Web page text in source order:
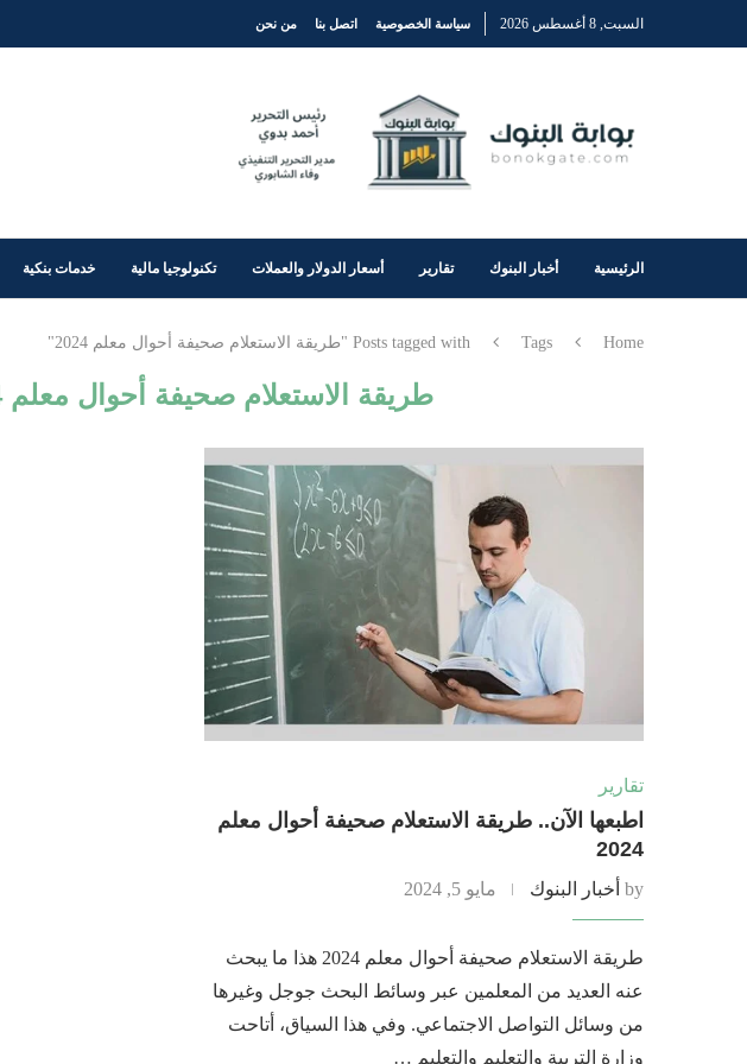
السبت, 8 أغسطس 2026 سياسة الخصوصية اتصل بنا من نحن
الرئيسية أخبار البنوك تقارير أسعار الدولار والعملات تكنولوجيا مالية خدمات بنكية
Home
Tags Posts tagged with "طريقة الاستعلام صحيفة أحوال معلم 2024"
طريقة الاستعلام صحيفة أحوال معلم 2024
تقارير
اطبعها الآن.. طريقة الاستعلام صحيفة أحوال معلم
2024
by أخبار البنوك مايو 5, 2024
طريقة الاستعلام صحيفة أحوال معلم 2024 هذا ما يبحث
عنه العديد من المعلمين عبر وسائط البحث جوجل وغيرها
من وسائل التواصل الاجتماعي. وفي هذا السياق، أتاحت
وزارة التربية والتعليم والتعليم …